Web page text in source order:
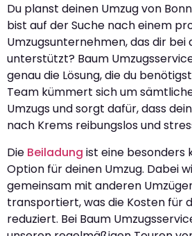
Du planst deinen Umzug von
bist auf der Suche nach einem
Umzugsunternehmen, das dir bei
unterstützt? Baum
genau die Lösung, die du
Team kümmert sich um
Umzugs und sorgt dafür, dass
nach Krems reibungslos und
Die Beiladung ist eine besonders
Option für deinen Umzug. Dabei
gemeinsam mit anderen
transportiert, was die Kosten für
reduziert. Bei Baum